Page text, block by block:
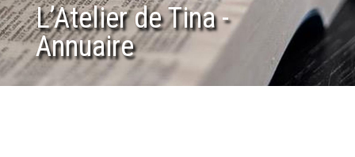
L’Atelier de Tina -
Annuaire